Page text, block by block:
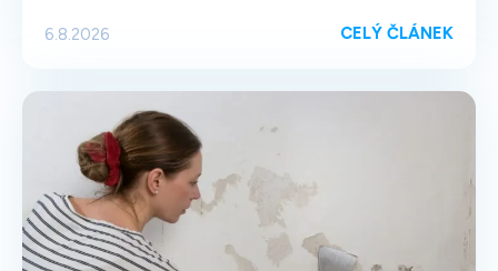
6.8.2026 CELÝ ČLÁNEK